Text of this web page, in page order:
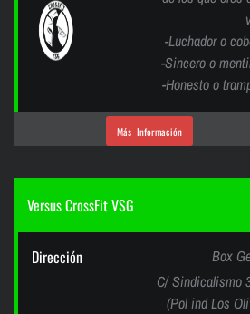
-Luchador o
-Sincero o
-Honesto o
Más Información
Versus CrossFit VSG
Dirección
Box
C/ Sindicalismo
(Pol ind Los